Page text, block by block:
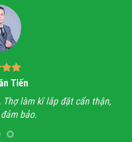
Tiến
Thợ làm kĩ lắp đặt cẩn thận,
bảo.